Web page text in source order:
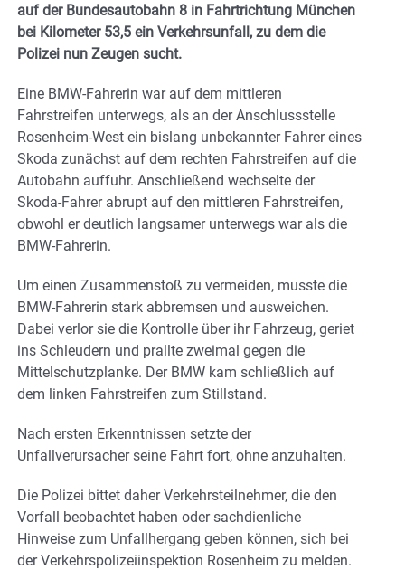
auf der Bundesautobahn 8 in Fahrtrichtung München
bei Kilometer 53,5 ein Verkehrsunfall, zu dem die
Polizei nun Zeugen sucht.
Eine BMW-Fahrerin war auf dem mittleren
Fahrstreifen unterwegs, als an der Anschlussstelle
Rosenheim-West ein bislang unbekannter Fahrer eines
Skoda zunächst auf dem rechten Fahrstreifen auf die
Autobahn auffuhr. Anschließend wechselte der
Skoda-Fahrer abrupt auf den mittleren Fahrstreifen,
obwohl er deutlich langsamer unterwegs war als die
BMW-Fahrerin.
Um einen Zusammenstoß zu vermeiden, musste die
BMW-Fahrerin stark abbremsen und ausweichen.
Dabei verlor sie die Kontrolle über ihr Fahrzeug, geriet
ins Schleudern und prallte zweimal gegen die
Mittelschutzplanke. Der BMW kam schließlich auf
dem linken Fahrstreifen zum Stillstand.
Nach ersten Erkenntnissen setzte der
Unfallverursacher seine Fahrt fort, ohne anzuhalten.
Die Polizei bittet daher Verkehrsteilnehmer, die den
Vorfall beobachtet haben oder sachdienliche
Hinweise zum Unfallhergang geben können, sich bei
der Verkehrspolizeiinspektion Rosenheim zu melden.